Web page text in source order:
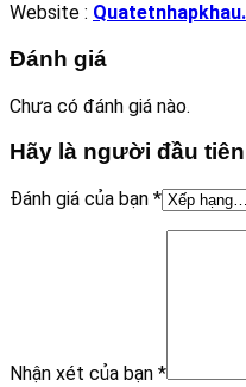
Website :
Đánh giá
Chưa có đánh giá nào.
Hãy là người đầu
Đánh giá của bạn *
Nhận xét của bạn *